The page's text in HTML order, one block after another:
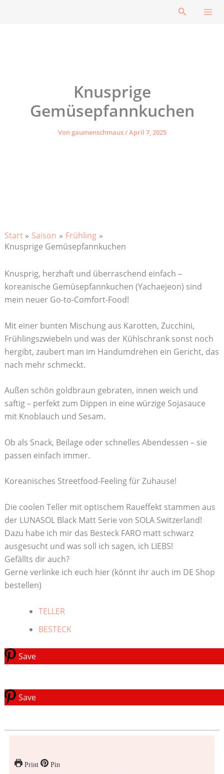
Suchen
Knusprige
Gemüsepfannkuchen
Vongaumenschmaus/April 7, 2025
Start Saison
Frühling
Knusprige Gemüsepfannkuchen
Knusprig, herzhaft und überraschend einfach –
koreanische Gemüsepfannkuchen (Yachaejeon) sind
mein neuer Go-to-Comfort-Food!
Mit einer bunten Mischung aus Karotten, Zucchini,
Frühlingszwiebeln und was der Kühlschrank sonst noch
hergibt, zaubert man im Handumdrehen ein Gericht, das
nach mehr schmeckt.
Außen schön goldbraun gebraten, innen weich und
saftig – perfekt zum Dippen in eine würzige Sojasauce
mit Knoblauch und Sesam.
Ob als Snack, Beilage oder schnelles Abendessen – sie
passen einfach immer.
Koreanisches Streetfood-Feeling für Zuhause!
Die coolen Teller mit optischem Raueffekt stammen aus
der LUNASOL Black Matt Serie von SOLA Switzerland!
Dazu habe ich mir das Besteck FARO matt schwarz
ausgesucht und was soll ich sagen, ich LIEBS!
Gefällts dir auch?
Gerne verlinke ich euch hier (könnt ihr auch im DE Shop
bestellen)
TELLER
BESTECK
Save
Save
Print Pin